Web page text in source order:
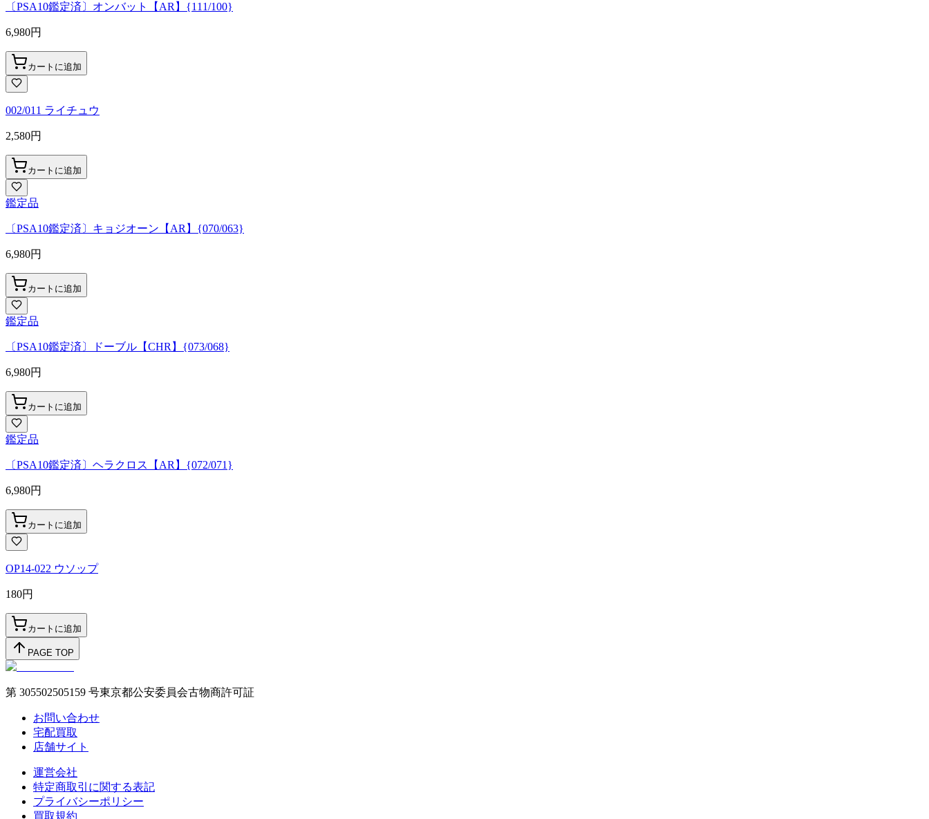
〔PSA10鑑定済〕オンバット【AR】{111/100}
6,980円
カートに追加
002/011 ライチュウ
2,580円
カートに追加
鑑定品
〔PSA10鑑定済〕キョジオーン【AR】{070/063}
6,980円
カートに追加
鑑定品
〔PSA10鑑定済〕ドーブル【CHR】{073/068}
6,980円
カートに追加
鑑定品
〔PSA10鑑定済〕ヘラクロス【AR】{072/071}
6,980円
カートに追加
OP14-022 ウソップ
180円
カートに追加
PAGE TOP
第 305502505159 号東京都公安委員会古物商許可証
お問い合わせ
宅配買取
店舗サイト
運営会社
特定商取引に関する表記
プライバシーポリシー
買取規約